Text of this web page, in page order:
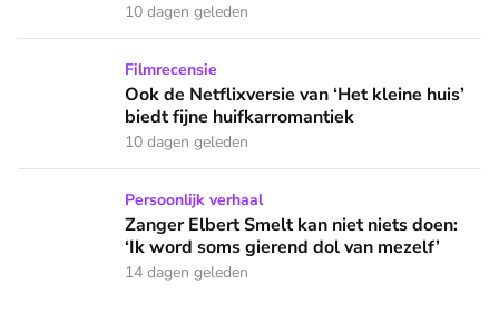
10 dagen geleden
Ook de Netflixversie van ‘Het kleine huis’ biedt fijne
Filmrecensie
Ook de Netflixversie van ‘Het kleine huis’
biedt fijne huifkarromantiek
10 dagen geleden
Zanger Elbert Smelt kan niet niets doen: ‘Ik word soms
Persoonlijk verhaal
Zanger Elbert Smelt kan niet niets doen:
‘Ik word soms gierend dol van mezelf’
14 dagen geleden